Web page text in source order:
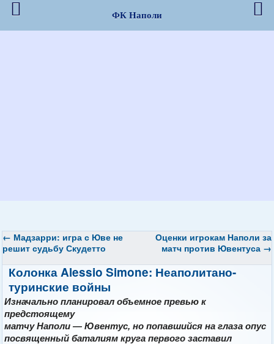
← Мадзарри: игра с Юве не
решит судьбу Скудетто
Оценки игрокам Наполи за
матч против Ювентуса →
Колонка Alessio Simone: Неаполитано-
туринские войны
Изначально планировал объемное превью к
предстоящему
матчу Наполи — Ювентус, но попавшийся на глаза опус
посвященный баталиям круга первого заставил
ФК Наполи